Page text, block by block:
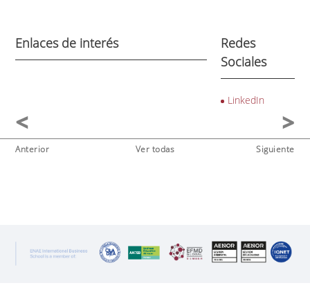
Enlaces de interés
Redes
Sociales
LinkedIn
Anterior Ver todas Siguiente